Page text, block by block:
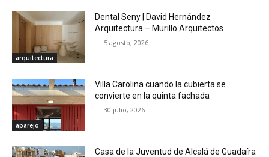
arquitectura
Dental Seny | David Hernández
Arquitectura – Murillo Arquitectos
5 agosto, 2026
aparejo
Villa Carolina cuando la cubierta se
convierte en la quinta fachada
30 julio, 2026
Casa de la Juventud de Alcalá de Guadaíra